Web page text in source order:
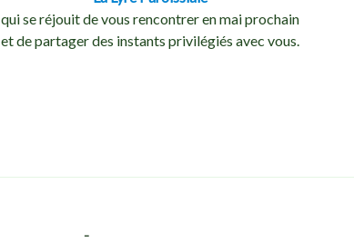
qui se réjouit de vous rencontrer en mai prochain
et de partager des instants privilégiés avec vous.
–